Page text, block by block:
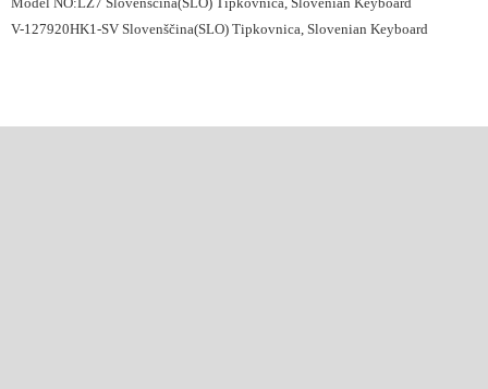
V-127920HK1-SV Slovenščina(SLO) Tipkovnica, Slovenian Keyboard